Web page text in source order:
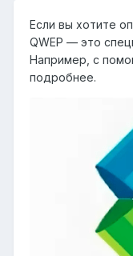
Если вы хотите
QWEP — это
Например, с
подробнее.